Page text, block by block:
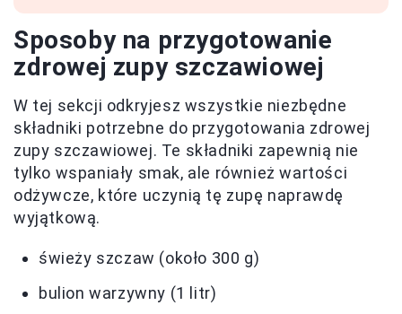
Sposoby na przygotowanie
zdrowej zupy szczawiowej
W tej sekcji odkryjesz wszystkie niezbędne
składniki potrzebne do przygotowania zdrowej
zupy szczawiowej. Te składniki zapewnią nie
tylko wspaniały smak, ale również wartości
odżywcze, które uczynią tę zupę naprawdę
wyjątkową.
świeży szczaw (około 300 g)
bulion warzywny (1 litr)